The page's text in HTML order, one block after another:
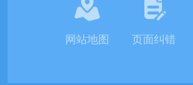
网站地图 页面纠错